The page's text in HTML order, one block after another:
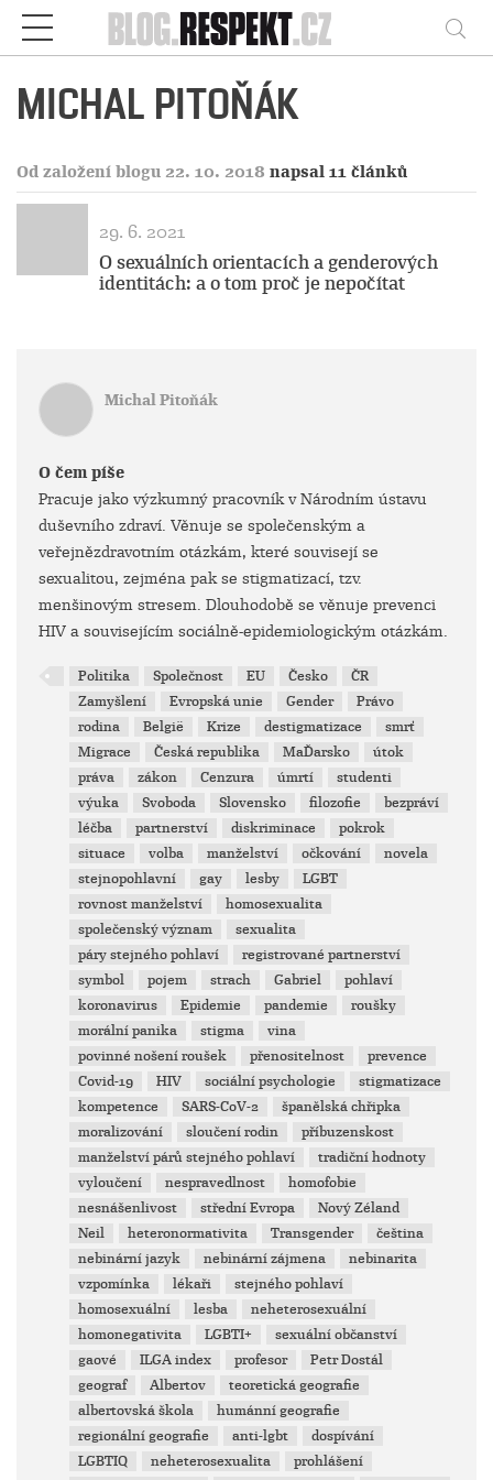
Respekt
MICHAL PITOŇÁK
Od založení blogu 22. 10. 2018 napsal 11 článků
29. 6. 2021
O sexuálních orientacích a genderových
identitách: a o tom proč je nepočítat
Michal Pitoňák
O čem píše
Pracuje jako výzkumný pracovník v Národním ústavu
duševního zdraví. Věnuje se společenským a
veřejnězdravotním otázkám, které souvisejí se
sexualitou, zejména pak se stigmatizací, tzv.
menšinovým stresem. Dlouhodobě se věnuje prevenci
HIV a souvisejícím sociálně-epidemiologickým otázkám.
Politika Společnost EU Česko
ČR
Zamyšlení
Evropská unie Gender
Právo
rodina
België Krize destigmatizace
smrť
Migrace
Česká republika MaĎarsko
útok
práva
zákon Cenzura úmrtí
studenti
výuka
Svoboda Slovensko filozofie
bezpráví
léčba
partnerství diskriminace
pokrok
situace
volba manželství očkování
novela
stejnopohlavní
gay lesby
LGBT
rovnost manželství
homosexualita
společenský význam
sexualita
páry stejného pohlaví
registrované partnerství
symbol
pojem strach Gabriel
pohlaví
koronavirus
Epidemie pandemie
roušky
morální panika
stigma
vina
povinné nošení roušek
přenositelnost
prevence
Covid-19
HIV sociální psychologie
stigmatizace
kompetence
SARS-CoV-2
španělská chřipka
moralizování
sloučení rodin
příbuzenskost
manželství párů stejného pohlaví
tradiční hodnoty
vyloučení
nespravedlnost
homofobie
nesnášenlivost
střední Evropa
Nový Zéland
Neil
heteronormativita Transgender
čeština
nebinární jazyk
nebinární zájmena
nebinarita
vzpomínka
lékaři
stejného pohlaví
homosexuální
lesba
neheterosexuální
homonegativita
LGBTI+
sexuální občanství
gaové
ILGA index profesor
Petr Dostál
geograf
Albertov
teoretická geografie
albertovská škola
humánní geografie
regionální geografie
anti-lgbt
dospívání
LGBTIQ
neheterosexualita
prohlášení